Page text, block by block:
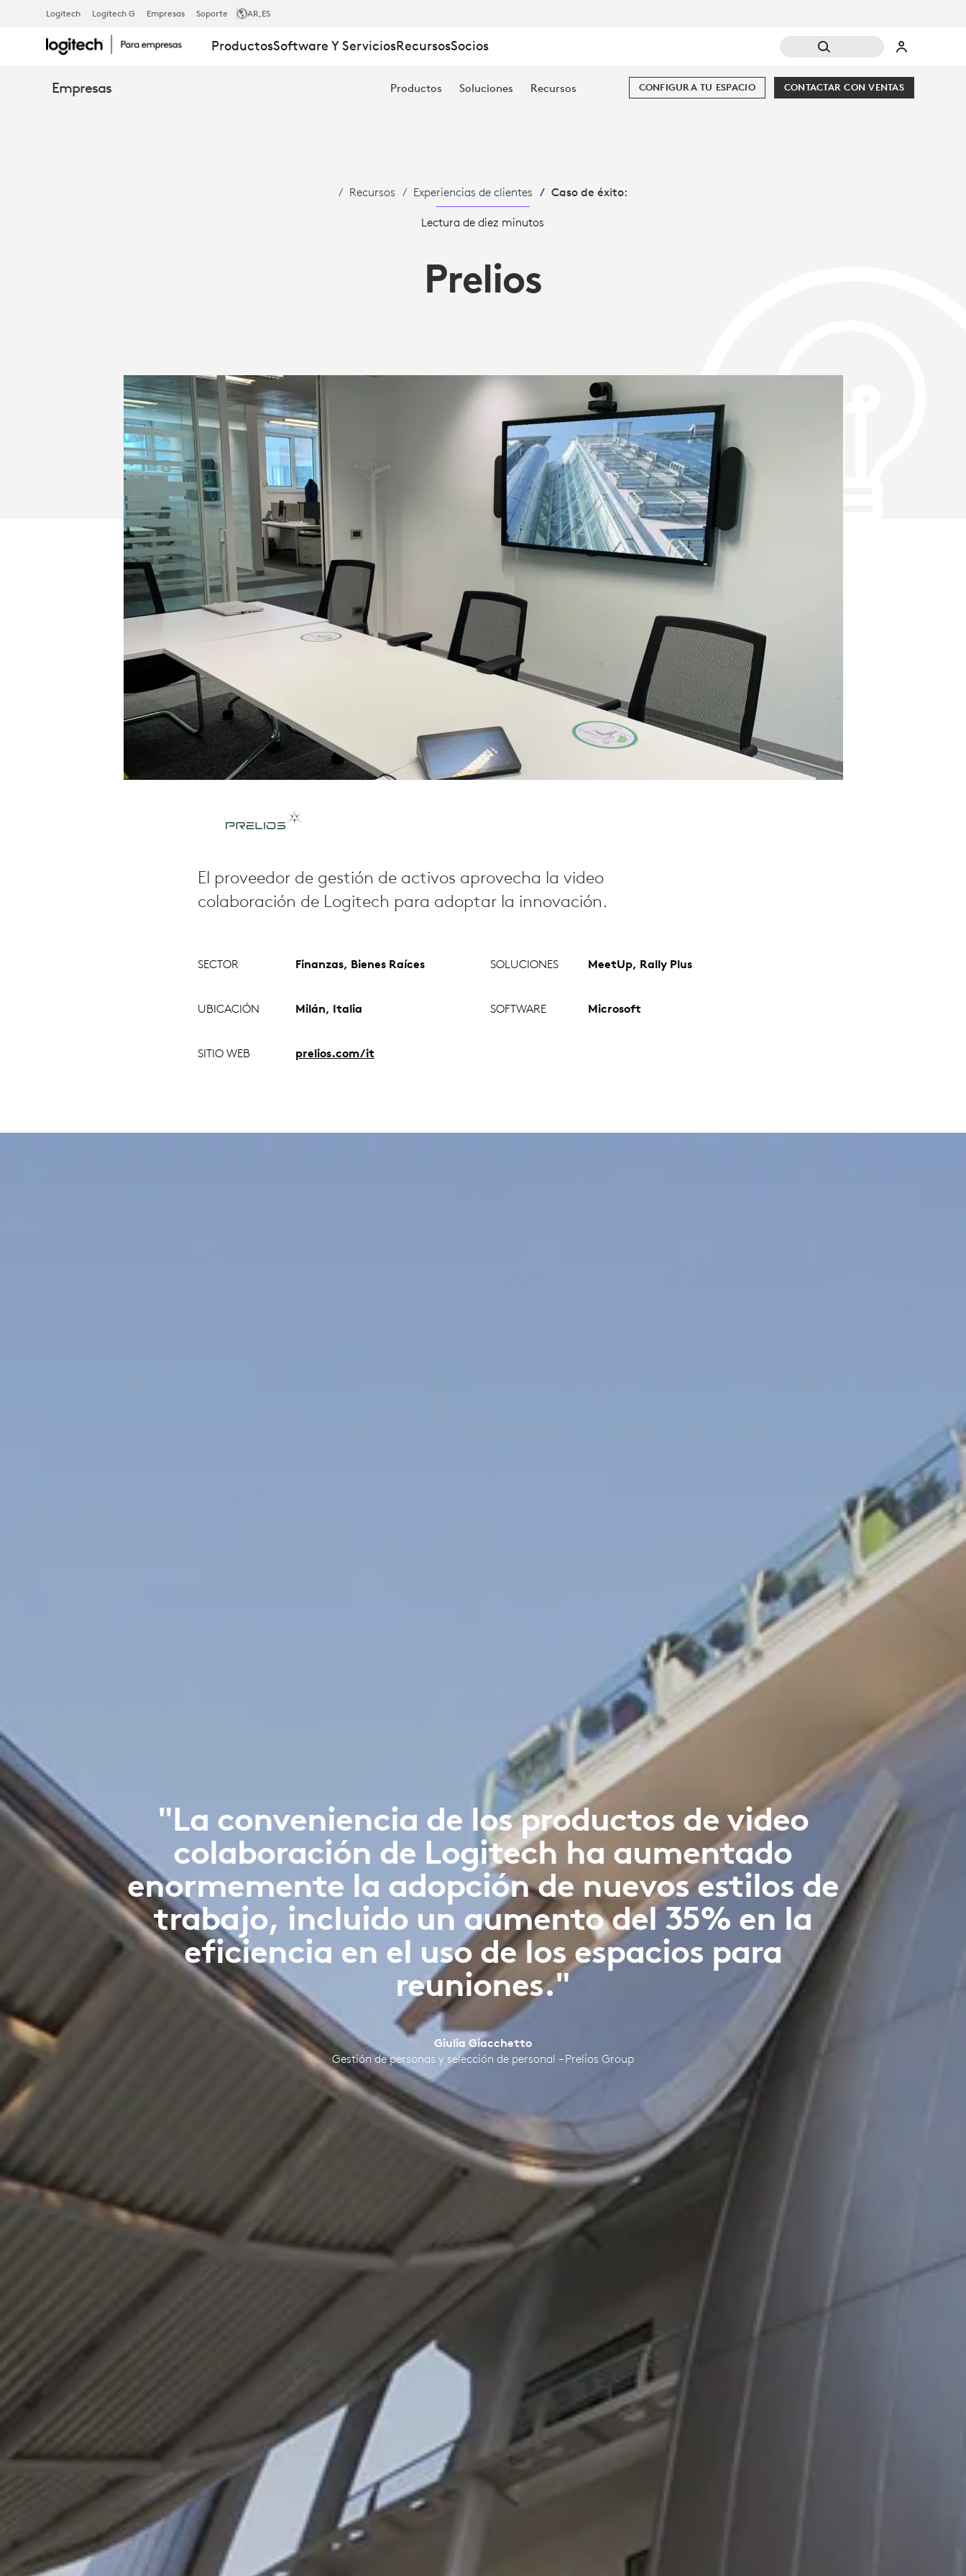
ESTUDIO
DE
PARA
VIDEOCONFERENCIAS
Logitech Logitech G Empresas Soporte AR,ES
ProductosSoftware Y ServiciosRecursosSocios
Empresas Productos Soluciones Recursos CONTACTAR CON VENTAS
CONFIGURA TU ESPACIO
Recursos Experiencias de clientes Caso de éxito:
Lectura de diez minutos
Prelios
El proveedor de gestión de activos aprovecha la video
colaboración de Logitech para adoptar la innovación.
SECTOR Finanzas, Bienes Raíces SOLUCIONES MeetUp, Rally Plus
UBICACIÓN Milán, Italia SOFTWARE Microsoft
SITIO WEB prelios.com/it
"La conveniencia de los productos de video
colaboración de Logitech ha aumentado
enormemente la adopción de nuevos estilos de
trabajo, incluido un aumento del 35% en la
eficiencia en el uso de los espacios para
reuniones."
Giulia Giacchetto
Gestión de personas y selección de personal – Prelios Group